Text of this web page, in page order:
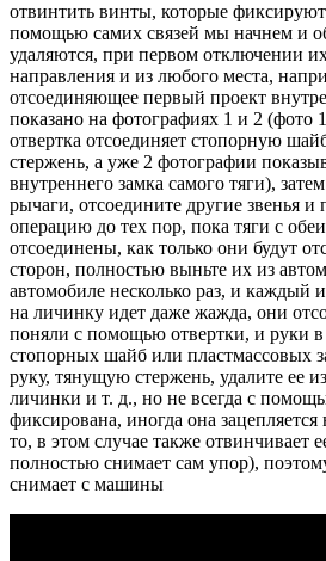
отвинтить винты, которые
помощью самих связей мы начнем и
удаляются, при первом отключении
направления и из любого места,
отсоединяющее первый проект
показано на фотографиях 1 и 2 (фото
отвертка отсоединяет стопорную
стержень, а уже 2 фотографии
внутреннего замка самого тяги),
рычаги, отсоедините другие звенья
операцию до тех пор, пока тяги с
отсоединены, как только они будут
сторон, полностью выньте их из
автомобиле несколько раз, и каждый
на личинку идет даже жажда, они
поняли с помощью отвертки, и руки в
стопорных шайб или пластмассовых
руку, тянущую стержень, удалите ее
личинки и т. д., но не всегда с
фиксирована, иногда она
то, в этом случае также отвинчивает
полностью снимает сам упор),
снимает с машины